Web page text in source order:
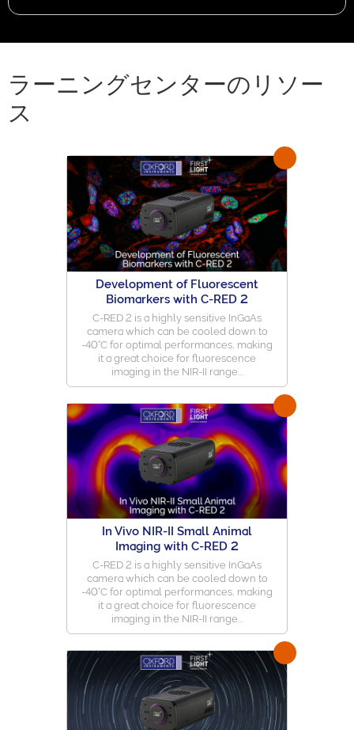
ラーニングセンターのリソー
ス
Development of Fluorescent
Biomarkers with C-RED 2
C-RED 2 is a highly sensitive InGaAs
camera which can be cooled down to
-40°C for optimal performances, making
it a great choice for fluorescence
imaging in the NIR-II range...
In Vivo NIR-II Small Animal
Imaging with C-RED 2
C-RED 2 is a highly sensitive InGaAs
camera which can be cooled down to
-40°C for optimal performances, making
it a great choice for fluorescence
imaging in the NIR-II range...